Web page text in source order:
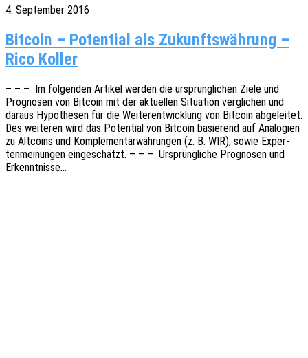
4. September 2016
Bit­coin – Poten­tial als Zukunfts­wäh­rung –
Rico Koller
– – – Im folgen­den Arti­kel werden die ursprüng­li­chen Ziele und
Progno­sen von Bitco­in mit der aktu­el­len Situa­ti­on vergli­chen und
daraus Hypo­the­sen für die Weiter­ent­wick­lung von Bitco­in abge­lei­tet.
Des weite­ren wird das Poten­ti­al von Bitco­in basie­rend auf Analo­gien
zu Altco­ins und Komple­men­tär­wäh­run­gen (z. B. WIR), sowie Exper­
ten­mei­nun­gen einge­schätzt. – – – Ursprüng­li­che Progno­sen und
Erkenntnisse…